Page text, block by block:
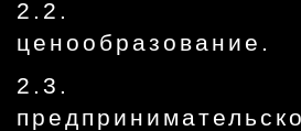
2.2.
ценообразование.
2.3.